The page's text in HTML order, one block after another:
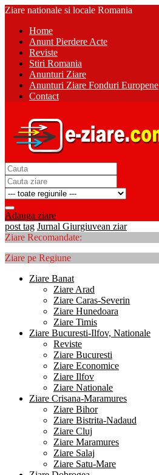
Ziare nationale si locale Romania
Home
Anunt Pierdere Acte
Reviste
Stiri Romania
Anunturi Ziare
Anunturi Ziare Fonduri Europene
Contact
Adauga ziare
post tag Jurnal Giurgiuvean ziar
Ziare Recomandate:
Ziare pe Regiune
Ziare Banat
Ziare Arad
Ziare Caras-Severin
Ziare Hunedoara
Ziare Timis
Ziare Bucuresti-Ilfov, Nationale
Reviste
Ziare Bucuresti
Ziare Economice
Ziare Ilfov
Ziare Nationale
Ziare Crisana-Maramures
Ziare Bihor
Ziare Bistrita-Nadaud
Ziare Cluj
Ziare Maramures
Ziare Salaj
Ziare Satu-Mare